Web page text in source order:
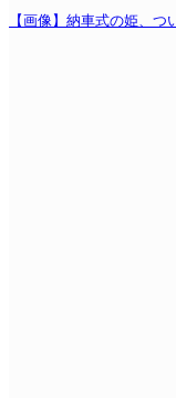
【画像】納車式の姫、つ